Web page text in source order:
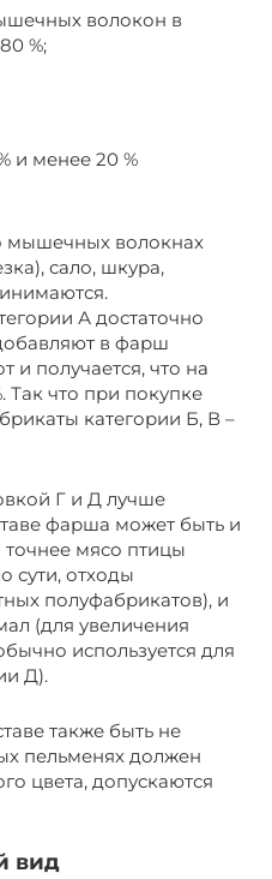
волокон в
%;
и менее 20 %
мышечных волокнах
сало, шкура,
А достаточно
в фарш
и получается, что на
Так что при покупке
категории Б, В –
Г и Д лучше
фарша может быть и
мясо птицы
сути, отходы
полуфабрикатов), и
(для увеличения
используется для
Д).
также быть не
пельменях должен
цвета, допускаются
вид